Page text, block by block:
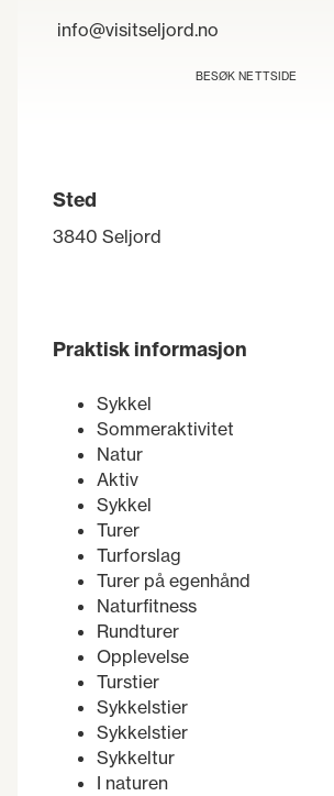
info@visitseljord.no
BESØK NETTSIDE
Sted
3840 Seljord
Praktisk informasjon
Sykkel
Sommeraktivitet
Natur
Aktiv
Sykkel
Turer
Turforslag
Turer på egenhånd
Naturfitness
Rundturer
Opplevelse
Turstier
Sykkelstier
Sykkelstier
Sykkeltur
I naturen